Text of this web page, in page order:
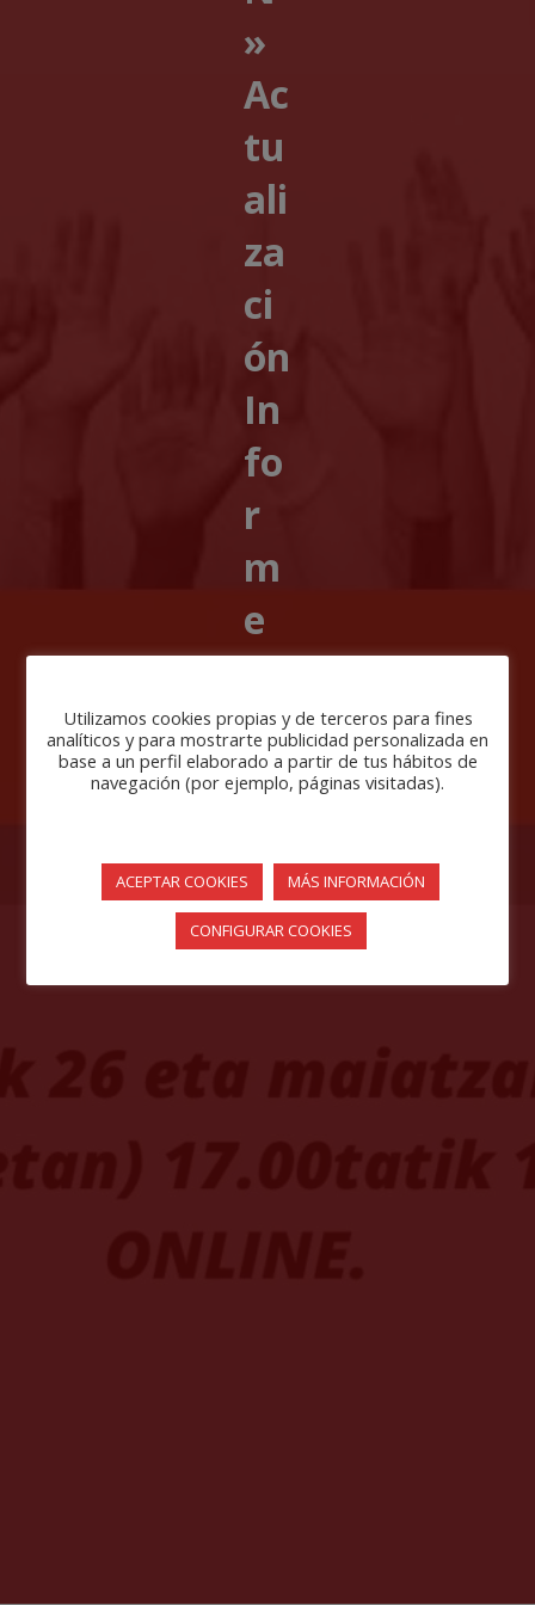
»
Ac
tu
ali
za
ci
ón
In
fo
r
m
e
So
ci
al
Abr 9,
2021
Utilizamos cookies propias y de terceros para fines
analíticos y para mostrarte publicidad personalizada en
base a un perfil elaborado a partir de tus hábitos de
navegación (por ejemplo, páginas visitadas).
ACEPTAR COOKIES MÁS INFORMACIÓN
CONFIGURAR COOKIES